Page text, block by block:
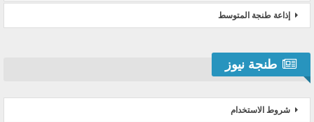
إذاعة طنجة المتوسط
طنجة نيوز
شروط الاستخدام